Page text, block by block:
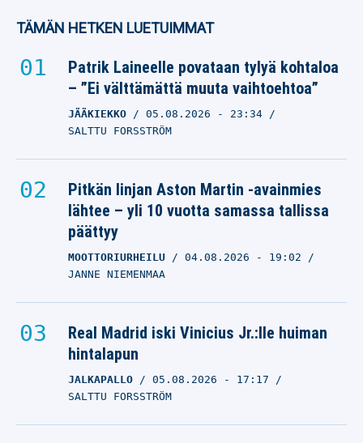
TÄMÄN HETKEN LUETUIMMAT
Patrik Laineelle povataan tylyä kohtaloa
– ”Ei välttämättä muuta vaihtoehtoa”
JÄÄKIEKKO 05.08.2026 - 23:34
SALTTU FORSSTRÖM
Pitkän linjan Aston Martin -avainmies
lähtee – yli 10 vuotta samassa tallissa
päättyy
MOOTTORIURHEILU 04.08.2026 - 19:02
JANNE NIEMENMAA
Real Madrid iski Vinicius Jr.:lle huiman
hintalapun
JALKAPALLO 05.08.2026 - 17:17
SALTTU FORSSTRÖM